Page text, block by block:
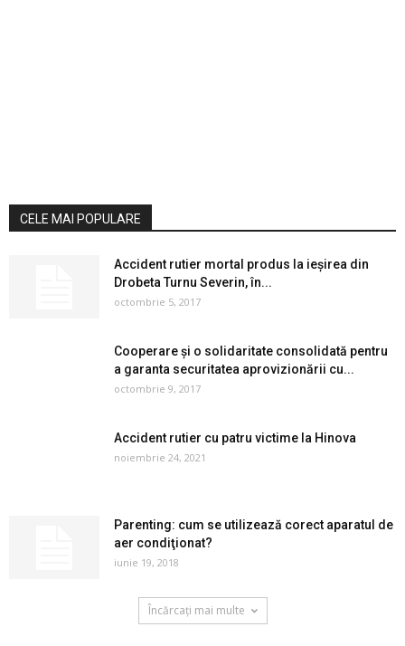
CELE MAI POPULARE
Accident rutier mortal produs la ieşirea din
Drobeta Turnu Severin, în...
octombrie 5, 2017
Cooperare și o solidaritate consolidată pentru
a garanta securitatea aprovizionării cu...
octombrie 9, 2017
Accident rutier cu patru victime la Hinova
noiembrie 24, 2021
Parenting: cum se utilizează corect aparatul de
aer condiţionat?
iunie 19, 2018
Încărcați mai multe